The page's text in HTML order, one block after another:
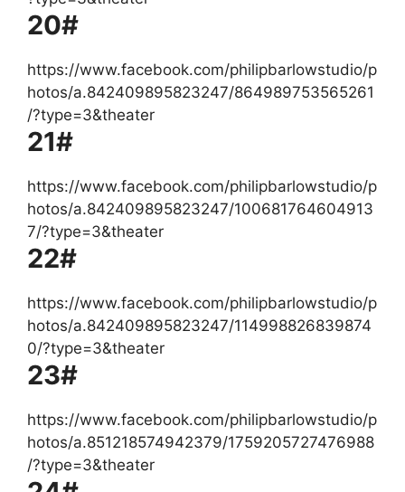
20#
https://www.facebook.com/philipbarlowstudio/p
hotos/a.842409895823247/864989753565261
/?type=3&theater
21#
https://www.facebook.com/philipbarlowstudio/p
hotos/a.842409895823247/100681764604913
7/?type=3&theater
22#
https://www.facebook.com/philipbarlowstudio/p
hotos/a.842409895823247/114998826839874
0/?type=3&theater
23#
https://www.facebook.com/philipbarlowstudio/p
hotos/a.851218574942379/1759205727476988
/?type=3&theater